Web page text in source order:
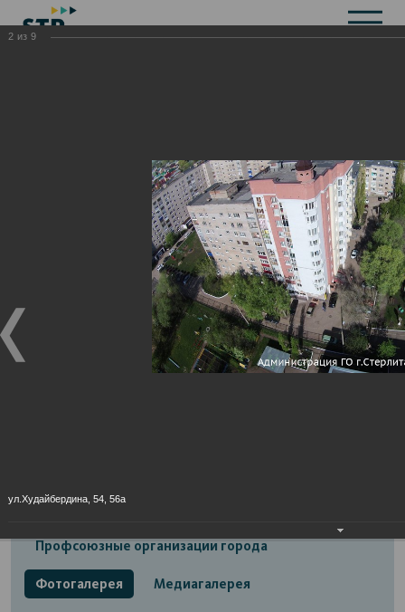
Справочная информация
Территориальные органы и представительства
Актуальная информация Открытые данные
Строительство
Жилищно-коммунальное хозяйство
Инвестиционная привлекательность
Трудовые отношения
Профсоюзные организации города
Фотогалерея Медиагалерея
2 из 9
ул.Худайбердина, 54, 56а